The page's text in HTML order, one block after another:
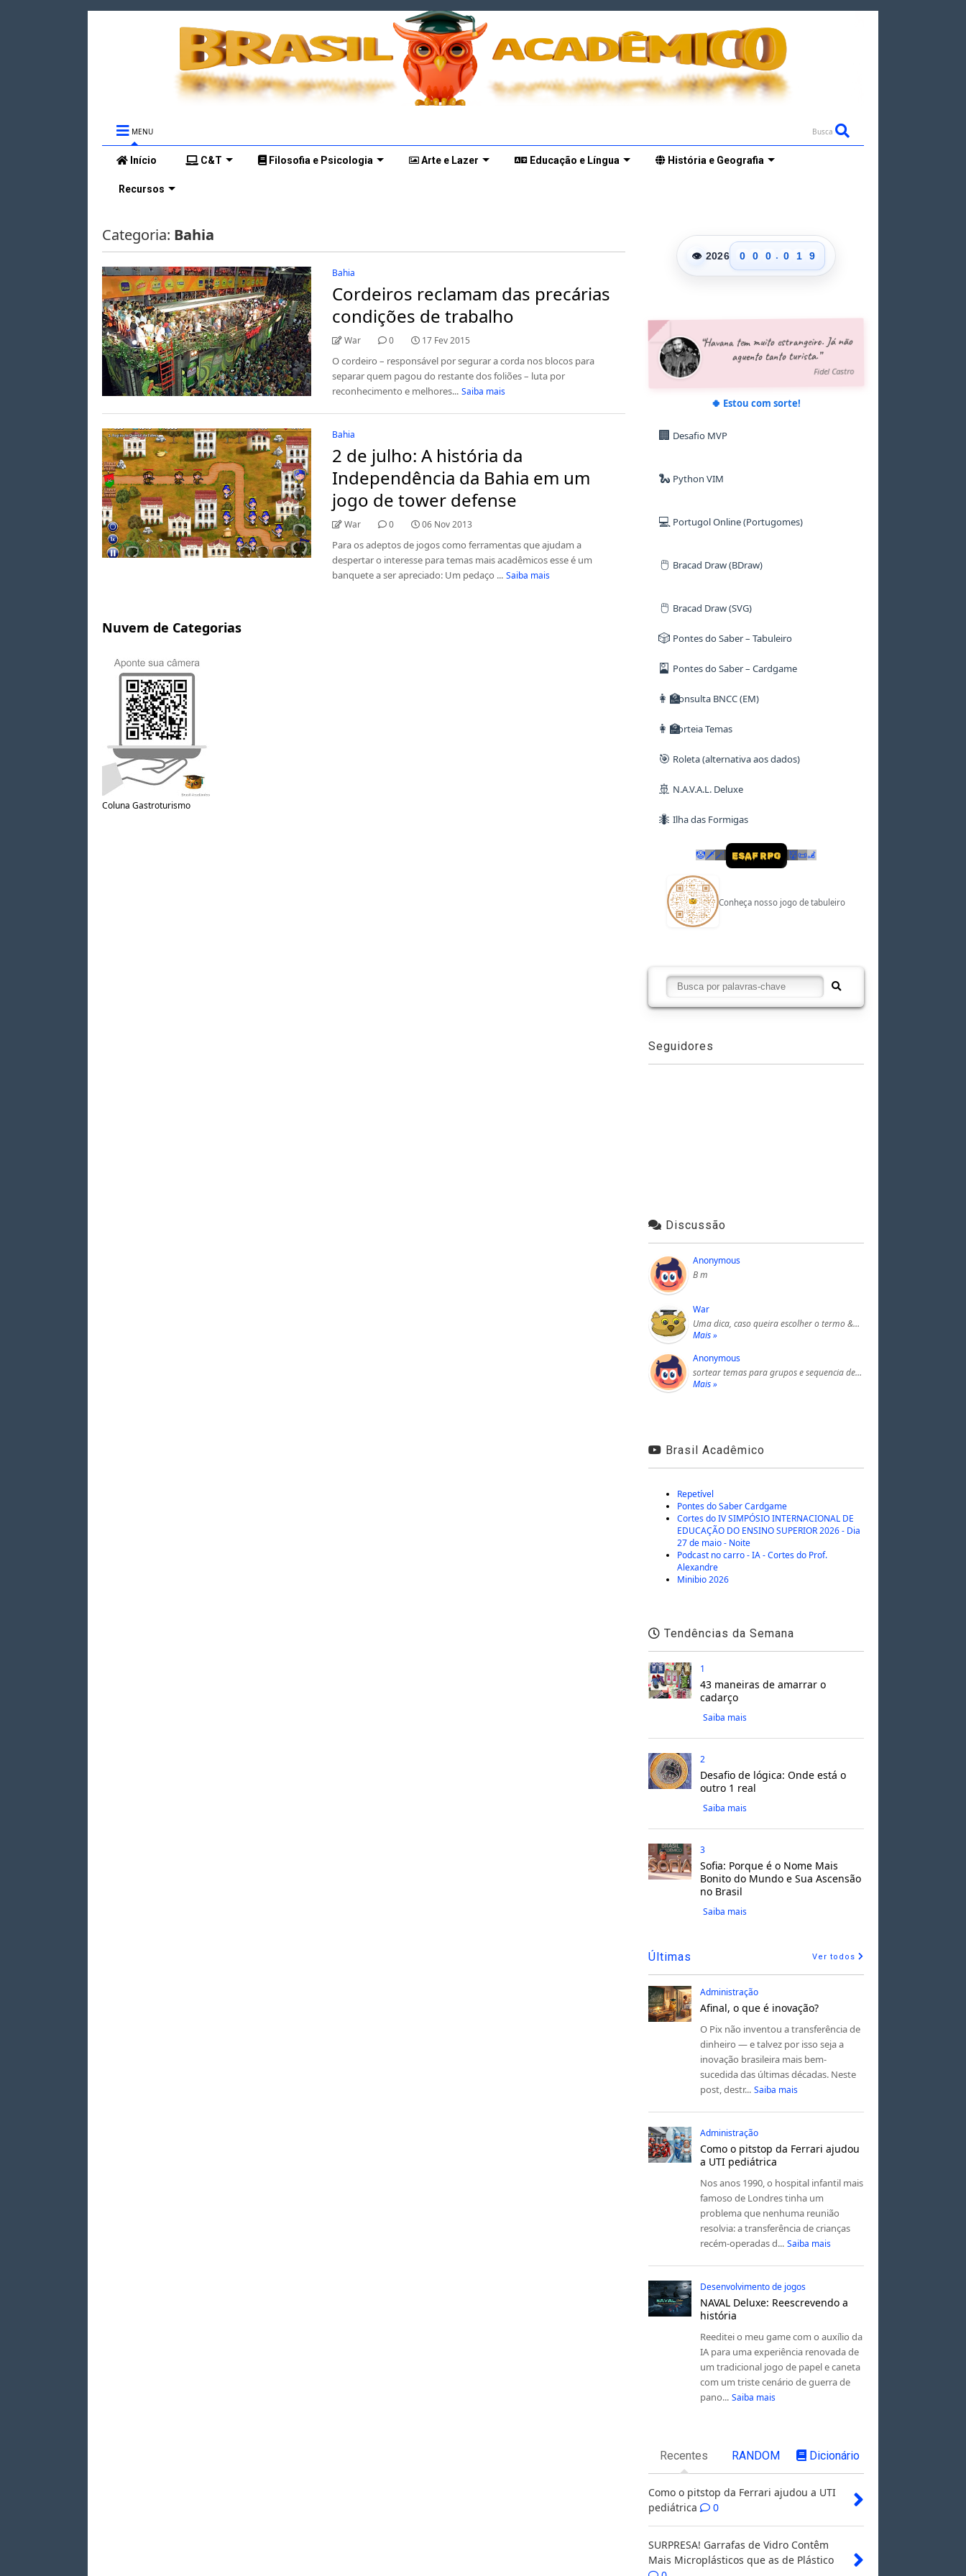
MENU Busca
Início C&T Filosofia e Psicologia Arte e Lazer Educação e Língua História e Geografia
Recursos
Categoria: Bahia
Bahia
Cordeiros reclamam das precárias
condições de trabalho
War 0 17 Fev 2015
O cordeiro – responsável por segurar a corda nos blocos para
separar quem pagou do restante dos foliões – luta por
reconhecimento e melhores... Saiba mais
Bahia
2 de julho: A história da
Independência da Bahia em um
jogo de tower defense
War 0 06 Nov 2013
Para os adeptos de jogos como ferramentas que ajudam a
despertar o interesse para temas mais acadêmicos esse é um
banquete a ser apreciado: Um pedaço ... Saiba mais
Nuvem de Categorias
Coluna Gastroturismo
👁 2026
0
1
6
7
0
1
6
7
0
1
6
7
. 0
1
6
7
0
1
2
7
8
0
8
9
“Havana tem muito estrangeiro. Já não
aguento tanto turista.”
Fidel Castro
🍀 Estou com sorte!
🏢 Desafio MVP
🐍 Python VIM
💻 Portugol Online (Portugomes)
🖱️ Bracad Draw (BDraw)
🖱️ Bracad Draw (SVG)
🎲 Pontes do Saber – Tabuleiro
🎴 Pontes do Saber – Cardgame
👩‍🏫Consulta BNCC (EM)
👩‍🏫Sorteia Temas
🎯 Roleta (alternativa aos dados)
🚢 N.A.V.A.L. Deluxe
🐜 Ilha das Formigas
🤡🗡🪄 ESAF RPG 👹📜🦼
Conheça nosso jogo de tabuleiro
Seguidores
Discussão
Anonymous
B m
War
Uma dica, caso queira escolher o termo &…
Mais »
Anonymous
sortear temas para grupos e sequencia de…
Mais »
Brasil Acadêmico
Repetível
Pontes do Saber Cardgame
Cortes do IV SIMPÓSIO INTERNACIONAL DE
EDUCAÇÃO DO ENSINO SUPERIOR 2026 - Dia
27 de maio - Noite
Podcast no carro - IA - Cortes do Prof.
Alexandre
Minibio 2026
Tendências da Semana
1
43 maneiras de amarrar o
cadarço
Saiba mais
2
Desafio de lógica: Onde está o
outro 1 real
Saiba mais
3
Sofia: Porque é o Nome Mais
Bonito do Mundo e Sua Ascensão
no Brasil
Saiba mais
Últimas Ver todos
Administração
Afinal, o que é inovação?
O Pix não inventou a transferência de
dinheiro — e talvez por isso seja a
inovação brasileira mais bem-
sucedida das últimas décadas. Neste
post, destr... Saiba mais
Administração
Como o pitstop da Ferrari ajudou
a UTI pediátrica
Nos anos 1990, o hospital infantil mais
famoso de Londres tinha um
problema que nenhuma reunião
resolvia: a transferência de crianças
recém-operadas d... Saiba mais
Desenvolvimento de jogos
NAVAL Deluxe: Reescrevendo a
história
Reeditei o meu game com o auxílio da
IA para uma experiência renovada de
um tradicional jogo de papel e caneta
com um triste cenário de guerra de
pano... Saiba mais
Recentes RANDOM Dicionário
Como o pitstop da Ferrari ajudou a UTI
pediátrica
0
SURPRESA! Garrafas de Vidro Contêm
Mais Microplásticos que as de Plástico